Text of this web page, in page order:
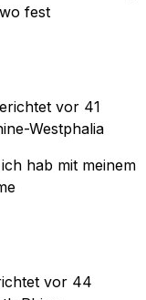
fest
vor 41
Westphalia
hab mit meinem
vor 44